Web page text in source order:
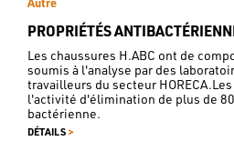
PROPRIÉTÉS
Les chaussures H.ABC ont de
soumis à l'analyse par des
travailleurs du secteur
l'activité d'élimination de plus de
bactérienne.
DÉTAILS >